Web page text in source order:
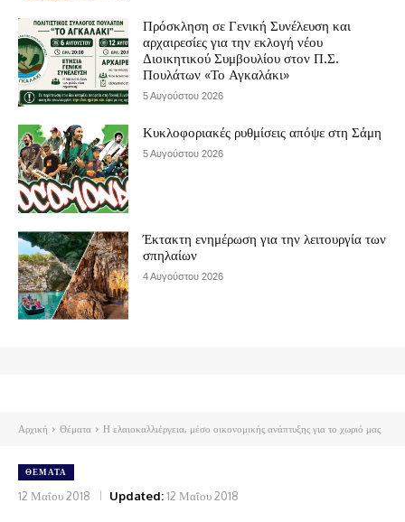
Πρόσκληση σε Γενική Συνέλευση και
αρχαιρεσίες για την εκλογή νέου
Διοικητικού Συμβουλίου στον Π.Σ.
Πουλάτων «Το Αγκαλάκι»
5 Αυγούστου 2026
Κυκλοφοριακές ρυθμίσεις απόψε στη Σάμη
5 Αυγούστου 2026
Έκτακτη ενημέρωση για την λειτουργία των
σπηλαίων
4 Αυγούστου 2026